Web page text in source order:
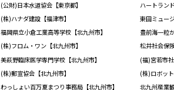
(公財)日本水道協会【東京都】 ハートラン
(株)ハナダ建設【福津市】 東田ミュー
福岡県立小倉工業高等学校【北九州市】
(株)フロム・ワン【北九州市】 松井社会保
美萩野臨床医学専門学校【北九州市】 (福)宮若市
(株)郵宣協会【北九州市】 (株)ロボット
わっしょい百万夏まつり事務局【北九州市】